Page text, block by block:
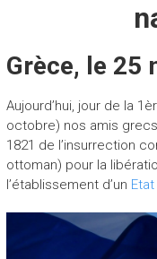
Grèce, le 25
Aujourd’hui, jour de la
octobre) nos amis
1821 de l’insurrection
ottoman) pour la
l’établissement d’un